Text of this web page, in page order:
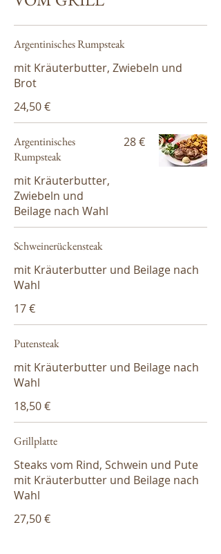
Argentinisches Rumpsteak
mit Kräuterbutter, Zwiebeln und
Brot
24,50 €
Argentinisches
Rumpsteak
mit Kräuterbutter,
Zwiebeln und
Beilage nach Wahl
28 €
Schweinerückensteak
mit Kräuterbutter und Beilage nach
Wahl
17 €
Putensteak
mit Kräuterbutter und Beilage nach
Wahl
18,50 €
Grillplatte
Steaks vom Rind, Schwein und Pute
mit Kräuterbutter und Beilage nach
Wahl
27,50 €